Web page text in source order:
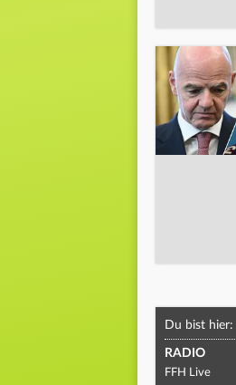
Du bist hier:
RADIO
FFH Live